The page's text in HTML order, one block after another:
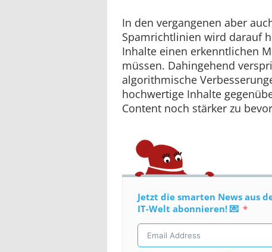
In den vergangenen aber
Spamrichtlinien wird darauf
Inhalte einen erkenntlichen
müssen. Dahingehend
algorithmische
hochwertige Inhalte
Content noch stärker zu
Jetzt die smarten News aus
IT-Welt abonnieren! 💌